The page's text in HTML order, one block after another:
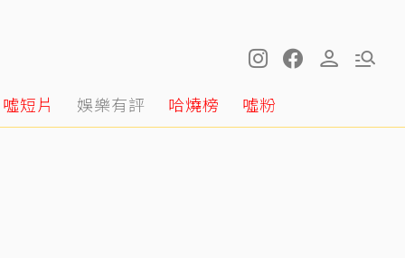
噓短片 娛樂有評 哈燒榜 噓粉